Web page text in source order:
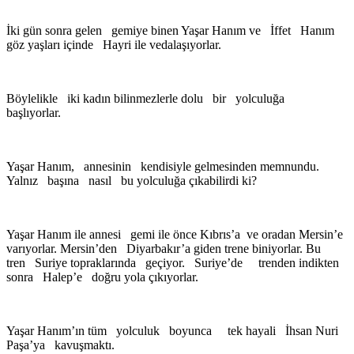
İki gün sonra gelen gemiye binen Yaşar Hanım ve İffet Hanım
göz yaşları içinde Hayri ile vedalaşıyorlar.
Böylelikle iki kadın bilinmezlerle dolu bir yolculuğa
başlıyorlar.
Yaşar Hanım, annesinin kendisiyle gelmesinden memnundu.
Yalnız başına nasıl bu yolculuğa çıkabilirdi ki?
Yaşar Hanım ile annesi gemi ile önce Kıbrıs’a ve oradan Mersin’e
varıyorlar. Mersin’den Diyarbakır’a giden trene biniyorlar. Bu
tren Suriye topraklarında geçiyor. Suriye’de trenden indikten
sonra Halep’e doğru yola çıkıyorlar.
Yaşar Hanım’ın tüm yolculuk boyunca tek hayali İhsan Nuri
Paşa’ya kavuşmaktı.